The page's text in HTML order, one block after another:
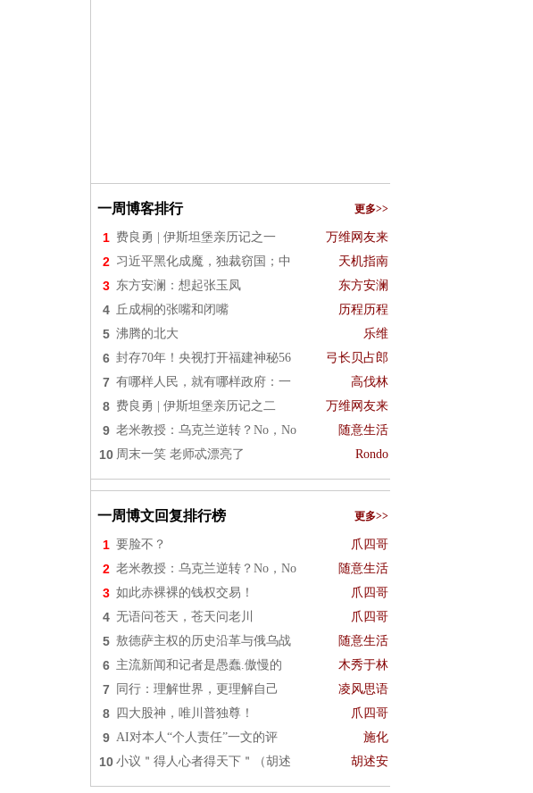
一周博客排行 更多>>
1 费良勇 | 伊斯坦堡亲历记之一 万维网友来
2 习近平黑化成魔，独裁窃国；中 天机指南
3 东方安澜：想起张玉凤 东方安澜
4 丘成桐的张嘴和闭嘴 历程历程
5 沸腾的北大 乐维
6 封存70年！央视打开福建神秘56 弓长贝占郎
7 有哪样人民，就有哪样政府：一 高伐林
8 费良勇 | 伊斯坦堡亲历记之二 万维网友来
9 老米教授：乌克兰逆转？No，No 随意生活
10 周末一笑 老师忒漂亮了 Rondo
一周博文回复排行榜 更多>>
1 要脸不？ 爪四哥
2 老米教授：乌克兰逆转？No，No 随意生活
3 如此赤裸裸的钱权交易！ 爪四哥
4 无语问苍天，苍天问老川 爪四哥
5 敖德萨主权的历史沿革与俄乌战 随意生活
6 主流新闻和记者是愚蠢.傲慢的 木秀于林
7 同行：理解世界，更理解自己 凌风思语
8 四大股神，唯川普独尊！ 爪四哥
9 AI对本人“个人责任”一文的评 施化
10 小议＂得人心者得天下＂（胡述 胡述安